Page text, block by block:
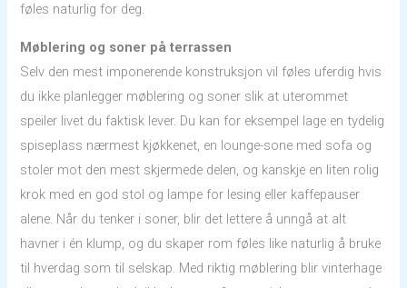
føles naturlig for deg.
Møblering og soner på terrassen
Selv den mest imponerende konstruksjon vil føles uferdig hvis
du ikke planlegger møblering og soner slik at uterommet
speiler livet du faktisk lever. Du kan for eksempel lage en tydelig
spiseplass nærmest kjøkkenet, en lounge-sone med sofa og
stoler mot den mest skjermede delen, og kanskje en liten rolig
krok med en god stol og lampe for lesing eller kaffepauser
alene. Når du tenker i soner, blir det lettere å unngå at alt
havner i én klump, og du skaper rom føles like naturlig å bruke
til hverdag som til selskap. Med riktig møblering blir vinterhage